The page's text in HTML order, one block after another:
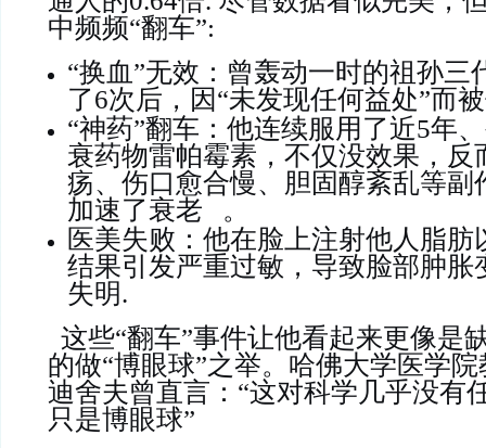
中频频“翻车”:
“换血”无效：曾轰动一时的祖孙三
了6次后，因“未发现任何益处”而
“神药”翻车：他连续服用了近5年
衰药物雷帕霉素，不仅没效果，反
疡、伤口愈合慢、胆固醇紊乱等副
加速了衰老
。
医美失败：他在脸上注射他人脂肪
结果引发严重过敏，导致脸部肿胀
失明.
这些“翻车”事件让他看起来更像是
的做“博眼球”之举。哈佛大学医学
迪舍夫曾直言：“这对科学几乎没有
只是博眼球”